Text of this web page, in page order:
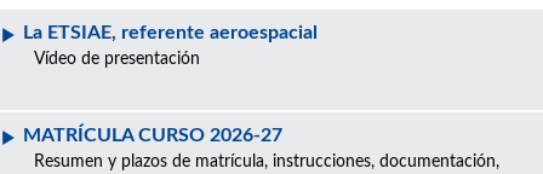
La ETSIAE, referente aeroespacial
Vídeo de presentación
MATRÍCULA CURSO 2026-27
Resumen y plazos de matrícula, instrucciones, documentación,